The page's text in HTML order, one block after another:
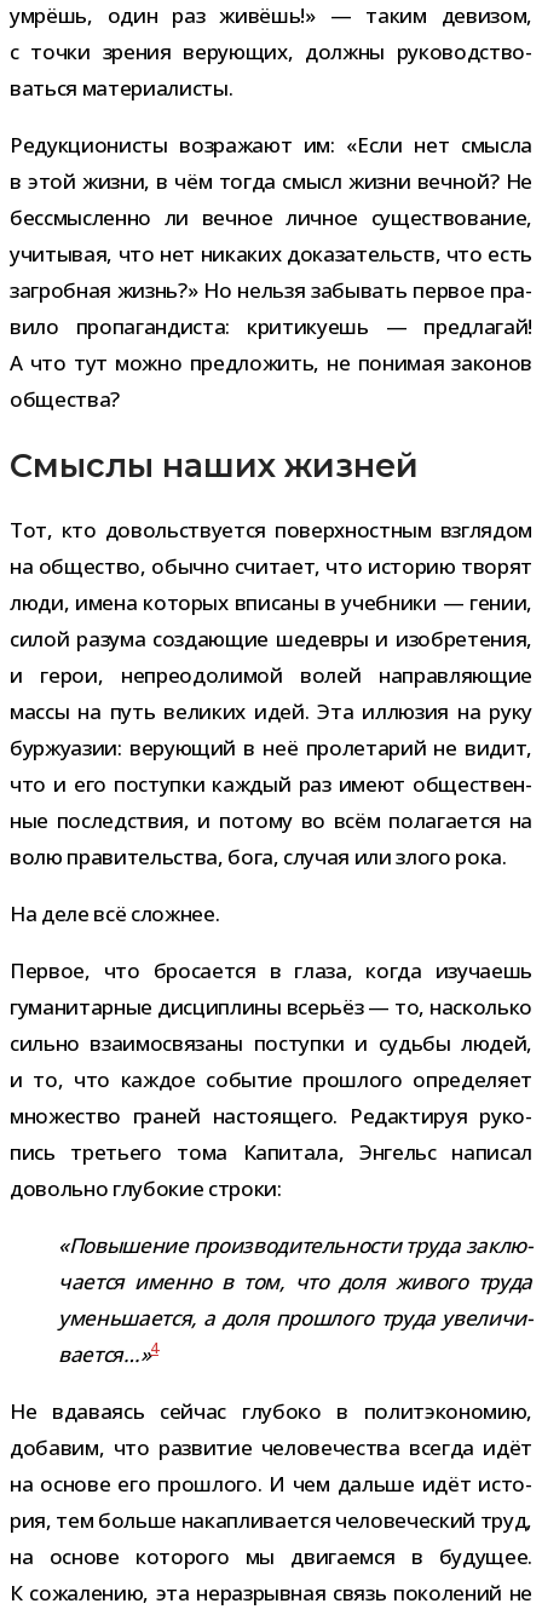
умрёшь, один раз живёшь!» — таким деви­зом,
с точки зре­ния веру­ю­щих, должны руко­вод­ство­
ваться материалисты.
Редукционисты воз­ра­жают им: «Если нет смысла
в этой жизни, в чём тогда смысл жизни веч­ной? Не
бес­смыс­ленно ли веч­ное лич­ное суще­ство­ва­ние,
учи­ты­вая, что нет ника­ких дока­за­тельств, что есть
загроб­ная жизнь?» Но нельзя забы­вать пер­вое пра­
вило про­па­ган­ди­ста: кри­ти­ку­ешь — пред­ла­гай!
А что тут можно пред­ло­жить, не пони­мая зако­нов
общества?
Смыслы наших жизней
Тот, кто доволь­ству­ется поверх­ност­ным взгля­дом
на обще­ство, обычно счи­тает, что исто­рию тво­рят
люди, имена кото­рых впи­саны в учеб­ники — гении,
силой разума созда­ю­щие шедевры и изоб­ре­те­ния,
и герои, непре­одо­ли­мой волей направ­ля­ю­щие
массы на путь вели­ких идей. Эта иллю­зия на руку
бур­жу­а­зии: веру­ю­щий в неё про­ле­та­рий не видит,
что и его поступки каж­дый раз имеют обще­ствен­
ные послед­ствия, и потому во всём пола­га­ется на
волю пра­ви­тель­ства, бога, слу­чая или злого рока.
На деле всё сложнее.
Первое, что бро­са­ется в глаза, когда изу­ча­ешь
гума­ни­тар­ные дис­ци­плины все­рьёз — то, насколько
сильно вза­и­мо­свя­заны поступки и судьбы людей,
и то, что каж­дое собы­тие про­шлого опре­де­ляет
мно­же­ство гра­ней насто­я­щего. Редактируя руко­
пись тре­тьего тома Капитала, Энгельс напи­сал
довольно глу­бо­кие строки:
«Повышение про­из­во­ди­тель­но­сти труда заклю­
ча­ется именно в том, что доля живого труда
умень­ша­ется, а доля про­шлого труда уве­ли­чи­
ва­ется…»4
Не вда­ва­ясь сей­час глу­боко в полит­эко­но­мию,
доба­вим, что раз­ви­тие чело­ве­че­ства все­гда идёт
на основе его про­шлого. И чем дальше идёт исто­
рия, тем больше накап­ли­ва­ется чело­ве­че­ский труд,
на основе кото­рого мы дви­га­емся в буду­щее.
К сожа­ле­нию, эта нераз­рыв­ная связь поко­ле­ний не